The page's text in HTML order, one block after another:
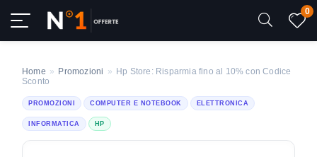
0
Home » Promozioni » Hp Store: Risparmia fino al 10% con Codice
Sconto
PROMOZIONI COMPUTER E NOTEBOOK ELETTRONICA
INFORMATICA HP